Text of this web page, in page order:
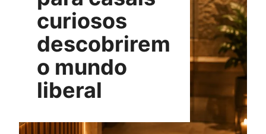
curiosos
descobrirem
o mundo
liberal